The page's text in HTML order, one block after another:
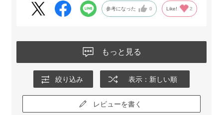
参考になった 0 Like! 2
もっと見る
絞り込み 表示：新しい順
レビューを書く